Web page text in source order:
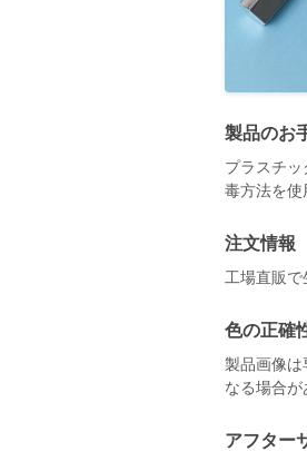
製品のお
プラスチ
毒方法を使
注文情報
工場直販
色の正確
製品画像は
なる場合が
アフター